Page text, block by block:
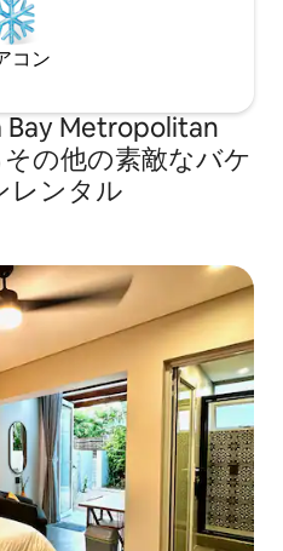
コン
Bay Metropolitan
の他の素敵なバケ
レンタル
。